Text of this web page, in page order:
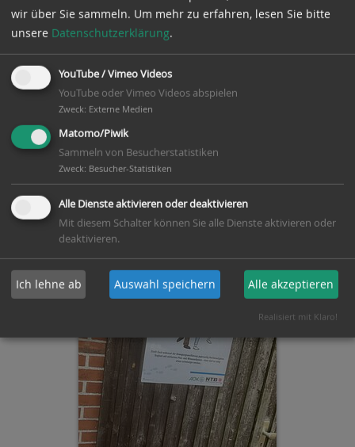
wir über Sie sammeln. Um mehr zu erfahren, lesen Sie bitte
unsere Datenschutzerklärung.
YouTube / Vimeo Videos
YouTube oder Vimeo Videos abspielen
Zweck: Externe Medien
Matomo/Piwik
Sammeln von Besucherstatistiken
Zweck: Besucher-Statistiken
Alle Dienste aktivieren oder deaktivieren
Mit diesem Schalter können Sie alle Dienste aktivieren oder
deaktivieren.
Ich lehne ab Auswahl speichern Alle akzeptieren
Realisiert mit Klaro!